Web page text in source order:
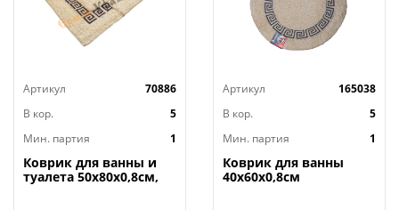
Артикул
70886
В кор.
5
Мин. партия
1
Коврик для ванны и
туалета 50х80х0,8см,
Артикул
165038
В кор.
5
Мин. партия
1
Коврик для ванны
40х60х0,8см